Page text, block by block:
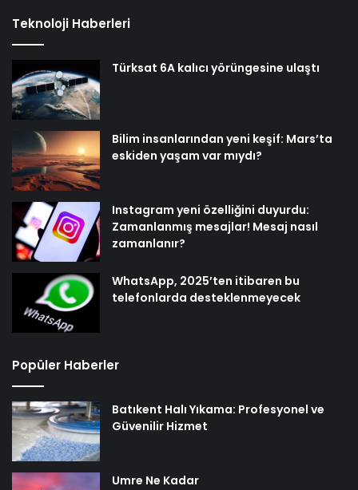
Teknoloji Haberleri
Türksat 6A kalıcı yörüngesine ulaştı
Bilim insanlarından yeni keşif: Mars’ta
eskiden yaşam var mıydı?
Instagram yeni özelliğini duyurdu:
Zamanlanmış mesajlar! Mesaj nasıl
zamanlanır?
WhatsApp, 2025’ten itibaren bu
telefonlarda desteklenmeyecek
Popüler Haberler
Batıkent Halı Yıkama: Profesyonel ve
Güvenilir Hizmet
Umre Ne Kadar